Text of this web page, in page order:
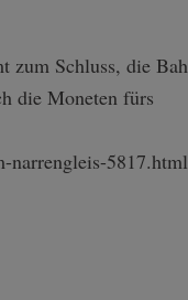
zum Schluss, die
die Moneten fürs
narre­ngleis-5817.htm­l